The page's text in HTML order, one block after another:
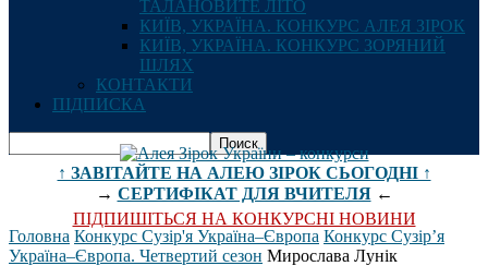
ТАЛАНОВИТЕ ЛІТО
КИЇВ, УКРАЇНА. КОНКУРС АЛЕЯ ЗІРОК
КИЇВ, УКРАЇНА. КОНКУРС ЗОРЯНИЙ
ШЛЯХ
КОНТАКТИ
ПІДПИСКА
↑ ЗАВІТАЙТЕ НА АЛЕЮ ЗІРОК СЬОГОДНІ ↑
→ СЕРТИФІКАТ ДЛЯ ВЧИТЕЛЯ←
ПІДПИШІТЬСЯ НА КОНКУРСНІ НОВИНИ
Головна Конкурс Сузір'я Україна–Європа Конкурс Сузір’я
Україна–Європа. Четвертий сезон Мирослава Лунік